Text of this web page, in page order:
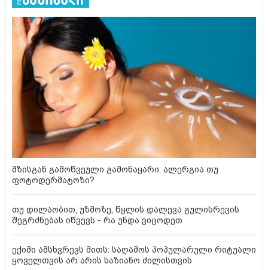
მზისგან გამოწვეული გამონაყარი: ალერგია თუ
ფოტოდერმატოზი?
თუ დილაობით, უზმოზე, წყლის დალევა გულისრევის
შეგრძნებას იწვევს - რა უნდა ვიცოდეთ
ექიმი ამსხვრევს მითს: საღამოს პოპულარული რიტუალი
ყოველთვის არ არის საზიანო ძილისთვის